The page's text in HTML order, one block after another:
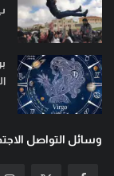
وسائل التواصل